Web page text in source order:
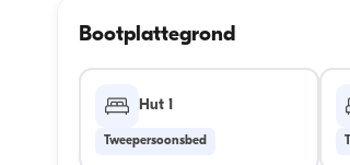
Bootplattegrond
Hut 1
Tweepersoonsbed